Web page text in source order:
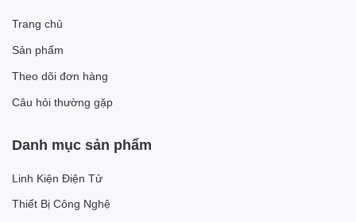
Trang chủ
Sản phẩm
Theo dõi đơn hàng
Câu hỏi thường gặp
Danh mục sản phẩm
Linh Kiện Điện Tử
Thiết Bị Công Nghệ